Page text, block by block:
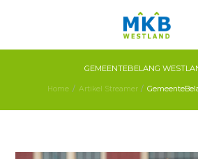
GEMEENTEBELANG
Home Artikel Streamer